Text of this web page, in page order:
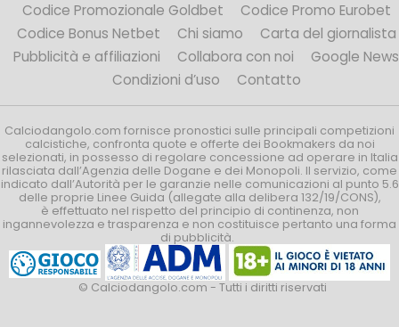
Codice Promozionale Goldbet
Codice Promo Eurobet
Codice Bonus Netbet
Chi siamo
Carta del giornalista
Pubblicità e affiliazioni
Collabora con noi
Google News
Condizioni d’uso
Contatto
Calciodangolo.com fornisce pronostici sulle principali competizioni
calcistiche, confronta quote e offerte dei Bookmakers da noi
selezionati, in possesso di regolare concessione ad operare in Italia
rilasciata dall’Agenzia delle Dogane e dei Monopoli. Il servizio, come
indicato dall’Autorità per le garanzie nelle comunicazioni al punto 5.6
delle proprie Linee Guida (allegate alla delibera 132/19/CONS),
è effettuato nel rispetto del principio di continenza, non
ingannevolezza e trasparenza e non costituisce pertanto una forma
di pubblicità.
© Calciodangolo.com - Tutti i diritti riservati